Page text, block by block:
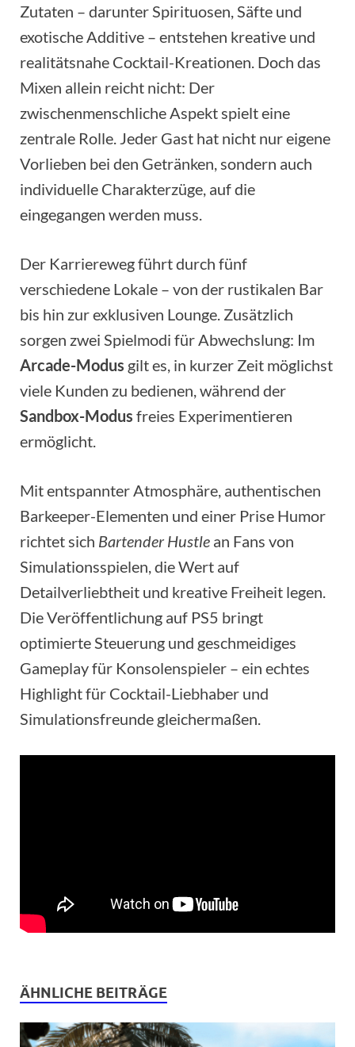
Zutaten – darunter Spirituosen, Säfte und
exotische Additive – entstehen kreative und
realitätsnahe Cocktail-Kreationen. Doch das
Mixen allein reicht nicht: Der
zwischenmenschliche Aspekt spielt eine
zentrale Rolle. Jeder Gast hat nicht nur eigene
Vorlieben bei den Getränken, sondern auch
individuelle Charakterzüge, auf die
eingegangen werden muss.
Der Karriereweg führt durch fünf
verschiedene Lokale – von der rustikalen Bar
bis hin zur exklusiven Lounge. Zusätzlich
sorgen zwei Spielmodi für Abwechslung: Im
Arcade-Modus gilt es, in kurzer Zeit möglichst
viele Kunden zu bedienen, während der
Sandbox-Modus freies Experimentieren
ermöglicht.
Mit entspannter Atmosphäre, authentischen
Barkeeper-Elementen und einer Prise Humor
richtet sich Bartender Hustle an Fans von
Simulationsspielen, die Wert auf
Detailverliebtheit und kreative Freiheit legen.
Die Veröffentlichung auf PS5 bringt
optimierte Steuerung und geschmeidiges
Gameplay für Konsolenspieler – ein echtes
Highlight für Cocktail-Liebhaber und
Simulationsfreunde gleichermaßen.
ÄHNLICHE BEITRÄGE